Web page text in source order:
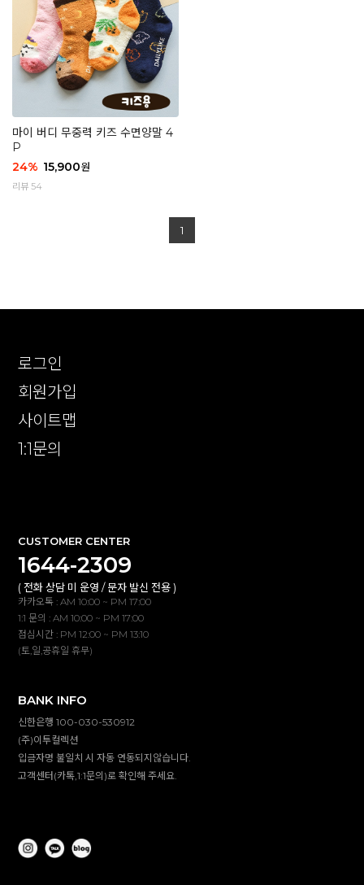
마이 버디 무중력 키즈 수면양말 4
P
24% 15,900원
리뷰 54
1
로그인
회원가입
사이트맵
1:1문의
CUSTOMER CENTER
1644-2309
( 전화 상담 미 운영 / 문자 발신 전용 )
카카오톡 : AM 10:00 ~ PM 17:00
1:1 문의 : AM 10:00 ~ PM 17:00
점심시간 : PM 12:00 ~ PM 13:10
(토,일,공휴일 휴무)
BANK INFO
신한은행 100-030-530912
(주)이투컬렉션
입금자명 불일치 시 자동 연동되지않습니다.
고객센터(카톡,1:1문의)로 확인해 주세요.